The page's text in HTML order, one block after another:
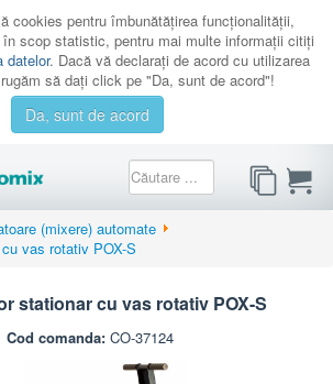
cookies pentru îmbunătăţirea funcţionalităţii,
scop statistic, pentru mai multe informaţii citiţi
datelor. Dacă vă declaraţi de acord cu utilizarea
să daţi click pe "Da, sunt de acord"!
Da, sunt de acord
(mixere) automate
vas rotativ POX-S
stationar cu vas rotativ POX-S
Cod comanda: CO-37124